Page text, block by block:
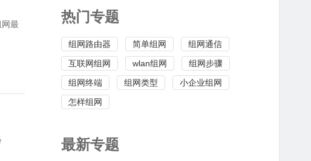
热门专题
组网路由器 简单组网
组网通信
互联网组网
wlan组网
组网步骤
组网终端
组网类型
小企业组网
怎样组网
最新专题
最